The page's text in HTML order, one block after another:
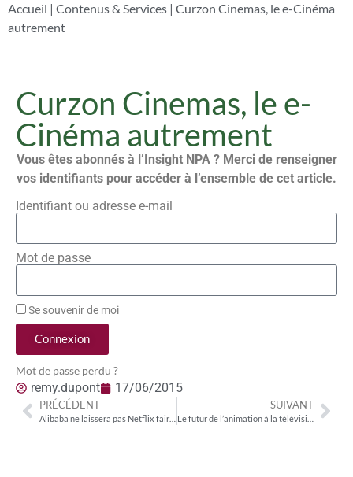
Accueil | Contenus & Services | Curzon Cinemas, le e-Cinéma
autrement
Curzon Cinemas, le e-
Cinéma autrement
Vous êtes abonnés à l’Insight NPA ? Merci de renseigner
vos identifiants pour accéder à l’ensemble de cet article.
Identifiant ou adresse e-mail
Mot de passe
Se souvenir de moi
Connexion
Mot de passe perdu ?
remy.dupont 17/06/2015
PRÉCÉDENT SUIVANT